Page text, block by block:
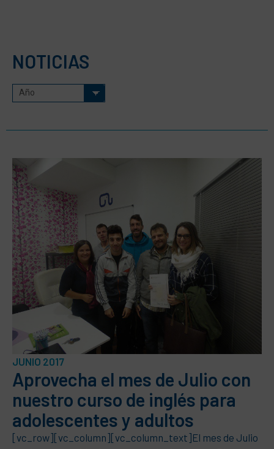
NOTICIAS
JUNIO 2017
Aprovecha el mes de Julio con
nuestro curso de inglés para
adolescentes y adultos
[vc_row][vc_column][vc_column_text]El mes de Julio